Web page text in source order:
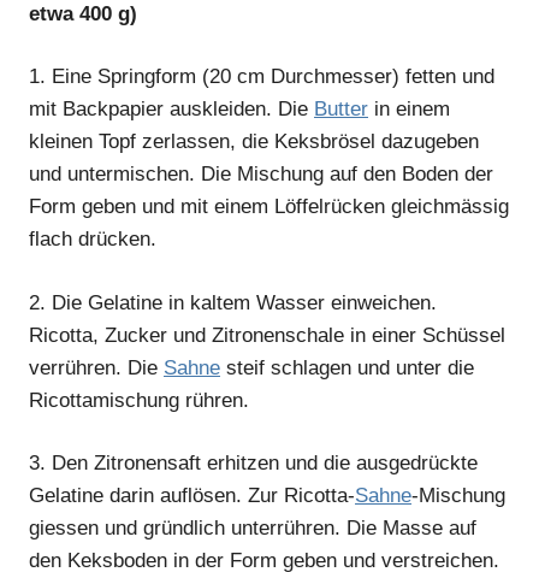
etwa 400 g)
1. Eine Springform (20 cm Durchmesser) fetten und
mit Backpapier auskleiden. Die Butter in einem
kleinen Topf zerlassen, die Keksbrösel dazugeben
und untermischen. Die Mischung auf den Boden der
Form geben und mit einem Löffelrücken gleichmässig
flach drücken.
2. Die Gelatine in kaltem Wasser einweichen.
Ricotta, Zucker und Zitronenschale in einer Schüssel
verrühren. Die Sahne steif schlagen und unter die
Ricottamischung rühren.
3. Den Zitronensaft erhitzen und die ausgedrückte
Gelatine darin auflösen. Zur Ricotta-Sahne-Mischung
giessen und gründlich unterrühren. Die Masse auf
den Keksboden in der Form geben und verstreichen.